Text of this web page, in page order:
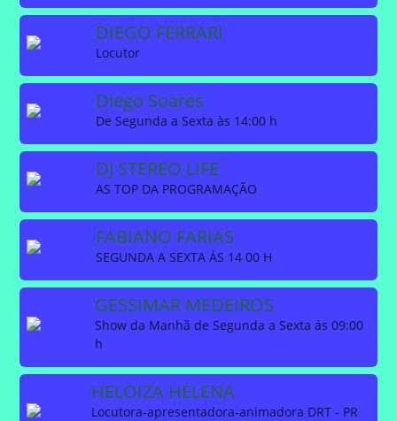
DIEGO FERRARI
Locutor
Diego Soares
De Segunda a Sexta às 14:00 h
DJ STEREO LIFE
AS TOP DA PROGRAMAÇÃO
FABIANO FARIAS
SEGUNDA A SEXTA ÁS 14 00 H
GESSIMAR MEDEIROS
Show da Manhã de Segunda a Sexta ás 09:00
h
HELOIZA HELENA
Locutora-apresentadora-animadora DRT - PR